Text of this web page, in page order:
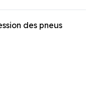
des pneus